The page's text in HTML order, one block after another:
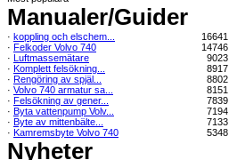
Manualer/Guider
· koppling och elschem...
16641
· Felkoder Volvo 740
14746
· Luftmassemätare
9023
· Komplett felsökning...
8917
· Rengöring av spjäl...
8802
· Volvo 740 armatur sa...
8151
· Felsökning av gener...
7839
· Byta vattenpump Volv...
7194
· Byte av mittenbälte...
7133
· Kamremsbyte Volvo 740 5348
Nyheter